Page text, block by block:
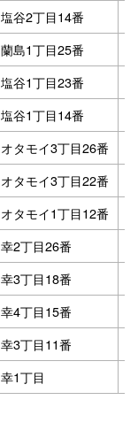
塩谷2丁目14番
蘭島1丁目25番
塩谷1丁目23番
塩谷1丁目14番
オタモイ3丁目26番
オタモイ3丁目22番
オタモイ1丁目12番
幸2丁目26番
幸3丁目18番
幸4丁目15番
幸3丁目11番
幸1丁目